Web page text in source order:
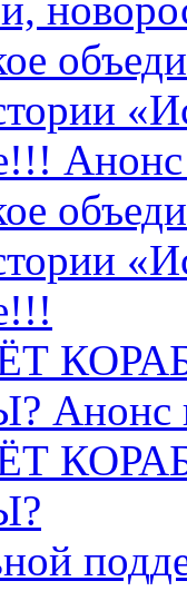
Анонс